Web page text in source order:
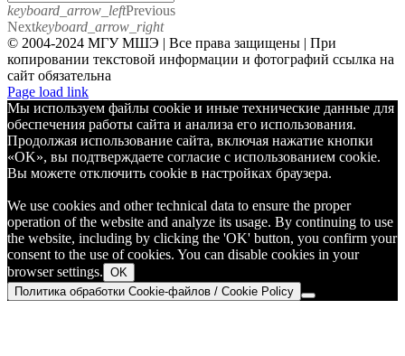
keyboard_arrow_leftPrevious
Nextkeyboard_arrow_right
© 2004-2024 МГУ МШЭ | Все права защищены | При
копировании текстовой информации и фотографий ссылка на
сайт обязательна
Telegram
Page load link
Мы используем файлы cookie и иные технические данные для
обеспечения работы сайта и анализа его использования.
Продолжая использование сайта, включая нажатие кнопки
«OK», вы подтверждаете согласие с использованием cookie.
Вы можете отключить cookie в настройках браузера.
We use cookies and other technical data to ensure the proper
operation of the website and analyze its usage. By continuing to use
the website, including by clicking the 'OK' button, you confirm your
consent to the use of cookies. You can disable cookies in your
browser settings. OK
Политика обработки Cookie-файлов / Cookie Policy